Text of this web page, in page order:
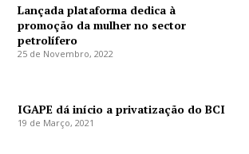
Lançada plataforma dedica à
promoção da mulher no sector
petrolífero
25 de Novembro, 2022
IGAPE dá início a privatização do BCI
19 de Março, 2021